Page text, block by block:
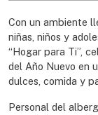
Con un ambiente
niñas, niños y
“Hogar para Ti”,
del Año Nuevo en
dulces, comida y
Personal del